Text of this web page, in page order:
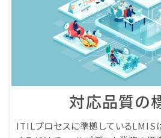
対応品質の
ITILプロセスに準拠しているLMIS